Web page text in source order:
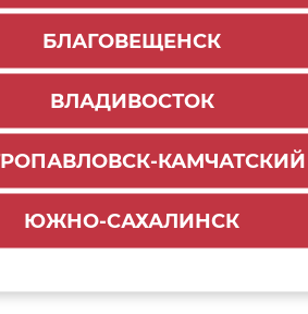
БЛАГОВЕЩЕНСК
ВЛАДИВОСТОК
КАМЧАТСКИЙ
ЮЖНО-САХАЛИНСК
длина 1125мм серый от
ON BLUMOTION, сталь, ширина
S 450мм, R+L (6)